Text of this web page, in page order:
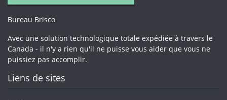
Bureau Brisco
Avec une solution technologique totale expédiée à travers le
Canada - il n'y a rien qu'il ne puisse vous aider que vous ne
puissiez pas accomplir.
Liens de sites